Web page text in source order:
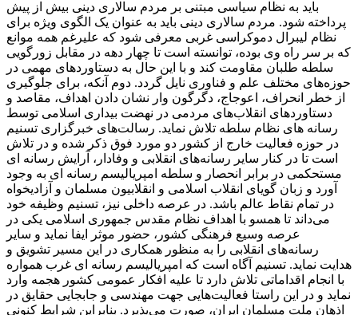
باید به نظام سیاسی مبتنی بر مردم سالاری دینی بیش از پیش
پرداخته شود. مردم سالاری دینی باید به عنوان یک الگوی ویژه برای
نظام لیبرال دموکراسی غربی معرفی شود که علیرغم همه موانع
که بر سر راه وی بوده، توانسته است تا چهار دهه در مقابل زورگویی
سلطه طلبان مقاومت کند و با این حال به دستاوردهای مهمی در
حوزه‌های مختلف علم و فناوری نایل گردد. دوم آنکه، برای جلوگیری
از خطر انحراف، اعوجاج، دگرگون وار نشان دادن اهداف، مقاصد و
دستاوردهای انقلاب‌های مردمی در نهضت بیداری اسلامی توسط
رسانه های نظام سلطه تلاش نماید. رسالت‌های خبرگزاری تسنیم
در حوزه فعالیت خارج از کشور دو مورد فوق ذکر شده و در تلاش
است تا در کنار سایر رسانه‌های انقلابی و وفادار، آرایش رسانه ای
مستحکمی در برابر انحصار و سلطه امپریالیسم رسانه ای به وجود
آورد و زبان گویای انقلاب اسلامی و انقلابیون مسلمان و آزادیخواه
در تمام نقاط عالم باشد. در عرصه داخلی نیز، تسنیم وظیفه خود
می‌داند تا همسو با اهداف نظام مقدس جمهوری اسلامی یکی در
عرصه وسیع فرهنگی کشور، حضور موثر ایفا نماید و سایر
رسانه‌های انقلابی را به منظور همکاری در این مسیر تشویق و
هدایت نماید. تسنیم آگاه است که امپریالیسم رسانه ای غرب همواره
با انجام اقداماتی تلاش دارد تا علیه افکار عمومی کشور هجمه وارد
نماید و در این راستا فعالیت‌هایی جهت مهندسی و جابجایی حقایق در
اذهان ملت مسلمان ایران، صورت می‌پذیرد. بنابراین شرایط کنونی